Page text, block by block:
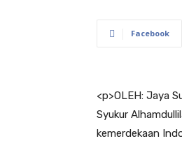
Facebook
<p>OLEH: Jaya
Syukur
kemerdekaan